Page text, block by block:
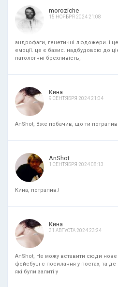
moroziche
15 НОЯБРЯ 2024 21:08
андрофаги, генетичні людожери. і
емоції. це є базис. надбудовою до
патологчні брехливість,
Кина
9 СЕНТЯБРЯ 2024 21:04
AnShot, Вже побачив, що ти потрапив
AnShot
1 СЕНТЯБРЯ 2024 08:13
Кина, потрапив.!
Кина
31 АВГУСТА 2024 23:24
AnShot, Не можу вставити сюди нове
фейсбуці є посилання у постах, та
які були залиті у